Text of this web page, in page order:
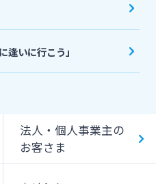
逢いに行こう」
法人・個人事業主の
お客さま